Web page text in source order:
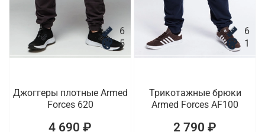
6
5
Джоггеры плотные Armed
Forces 620
4 690 ₽
6
1
Трикотажные брюки
Armed Forces AF100
2 790 ₽